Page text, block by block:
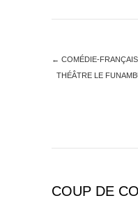
← COMÉDIE-
THÉÂTRE LE
COUP DE